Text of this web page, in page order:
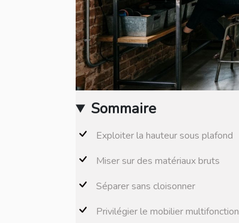
Sommaire
Exploiter la hauteur sous plafond
Miser sur des matériaux bruts
Séparer sans cloisonner
Privilégier le mobilier multifonction